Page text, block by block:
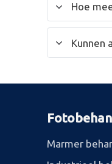
Hoe
Kunnen
Marmer